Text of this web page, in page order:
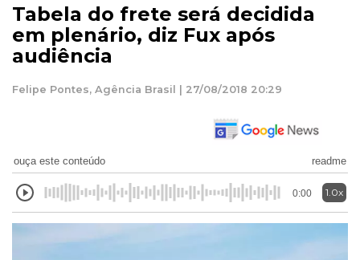
Tabela do frete será decidida
em plenário, diz Fux após
audiência
Felipe Pontes, Agência Brasil | 27/08/2018 20:29
ouça este conteúdo readme
0:00 1.0x